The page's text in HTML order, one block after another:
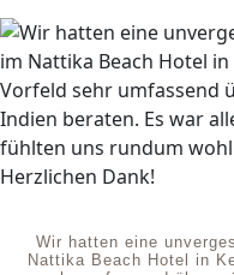
Wir hatten eine
Nattika Beach Hotel in